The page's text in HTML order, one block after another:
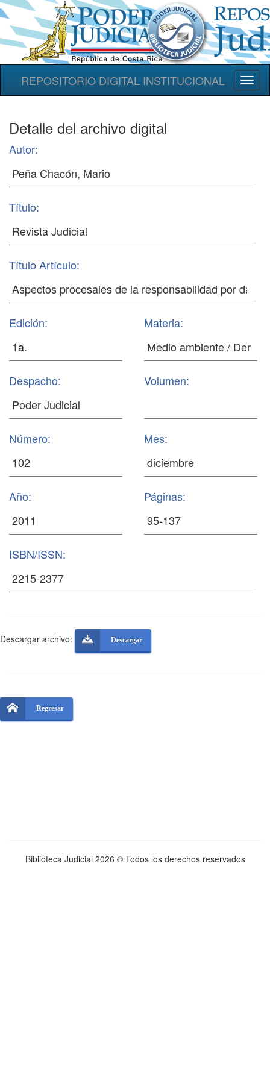
REPOSITORIO DIGITAL INSTITUCIONAL
Detalle del archivo digital
Autor:
Título:
Título Artículo:
Edición: Materia:
Despacho: Volumen:
Número: Mes:
Año: Páginas:
ISBN/ISSN:
Descargar archivo: Descargar
Regresar
Biblioteca Judicial 2026 © Todos los derechos reservados